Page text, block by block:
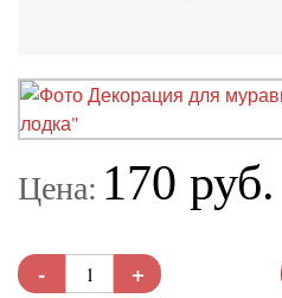
Цена: 170 руб.
- +